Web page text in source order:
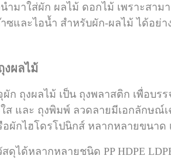
นำมาใส่ผัก ผลไม้ ดอกไม้ เพราะส
ซและไอน้ำ สำหรับผัก-ผลไม้ ได้อย่
งผลไม้
ก ถุงผลไม้ เป็น ถุงพลาสติก เพื่อบร
ส และ ถุงพิมพ์ ลวดลายมีเอกลักษณ์
ผักไฮโดรโปนิกส์ หลากหลายขนา
ดุได้หลากหลายชนิด PP HDPE